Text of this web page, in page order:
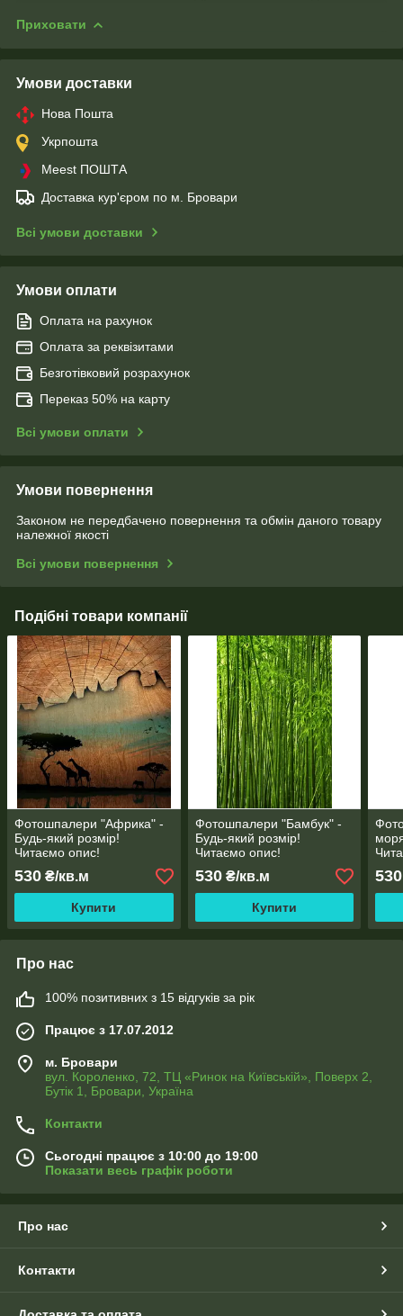
Приховати
Умови доставки
Нова Пошта
Укрпошта
Meest ПОШТА
Доставка кур'єром по м. Бровари
Всі умови доставки
Умови оплати
Оплата на рахунок
Оплата за реквізитами
Безготівковий розрахунок
Переказ 50% на карту
Всі умови оплати
Умови повернення
Законом не передбачено повернення та обмін даного товару
належної якості
Всі умови повернення
Подібні товари компанії
Фотошпалери "Африка" -
Будь-який розмір!
Читаємо опис!
530 ₴/кв.м
Купити
Фотошпалери "Бамбук" -
Будь-який розмір!
Читаємо опис!
530₴/кв.м
Купити
530
Про нас
100% позитивних з 15 відгуків за рік
Працює з 17.07.2012
м. Бровари
вул. Короленко, 72, ТЦ «Ринок на Київській», Поверх 2,
Бутік 1, Бровари, Україна
Контакти
Сьогодні працює з 10:00 до 19:00
Показати весь графік роботи
Про нас
Контакти